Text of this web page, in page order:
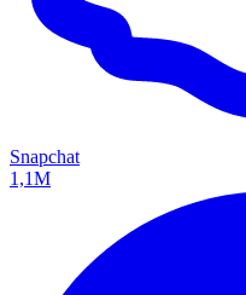
Snapchat
1,1M